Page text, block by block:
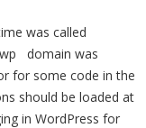
was called
domain was
for some code in the
should be loaded at
in WordPress for